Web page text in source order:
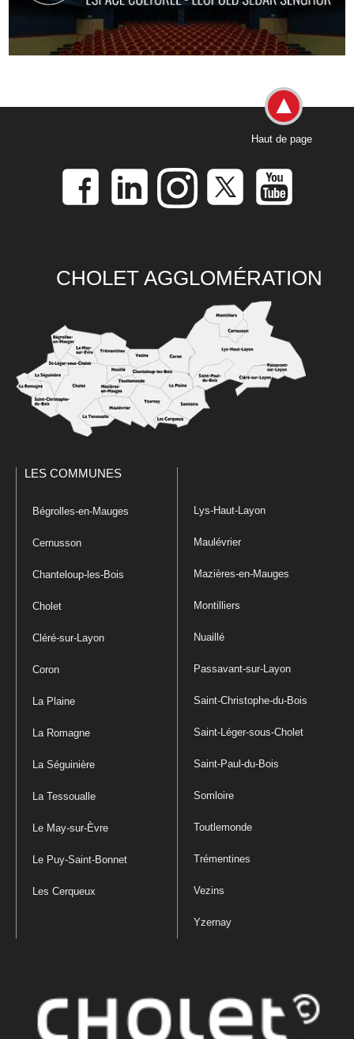
Haut de page
CHOLET AGGLOMÉRATION
LES COMMUNES
Bégrolles-en-Mauges
Cernusson
Chanteloup-les-Bois
Cholet
Cléré-sur-Layon
Coron
La Plaine
La Romagne
La Séguinière
La Tessoualle
Le May-sur-Èvre
Le Puy-Saint-Bonnet
Les Cerqueux
Lys-Haut-Layon
Maulévrier
Mazières-en-Mauges
Montilliers
Nuaillé
Passavant-sur-Layon
Saint-Christophe-du-Bois
Saint-Léger-sous-Cholet
Saint-Paul-du-Bois
Somloire
Toutlemonde
Trémentines
Vezins
Yzernay